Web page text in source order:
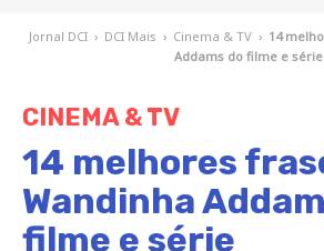
Jornal DCI › DCI Mais › Cinema & TV › 14
Addams do filme e série
CINEMA & TV
14 melhores
Wandinha
filme e série